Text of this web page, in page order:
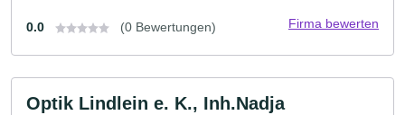
0.0 (0 Bewertungen) Firma bewerten
Optik Lindlein e. K., Inh.Nadja